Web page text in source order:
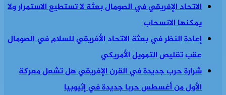
الاتحاد الإفريقي في الصومال بعثة لا تستطيع الاستمرار ولا
يمكنها الانسحاب
إعادة النظر في بعثة الاتحاد الأفريقي للسلام في الصومال
عقب تقليص التمويل الأمريكي
شرارة حرب جديدة في القرن الإفريقي هل تشعل معركة
الأول من أغسطس حربا جديدة في إثيوبيا